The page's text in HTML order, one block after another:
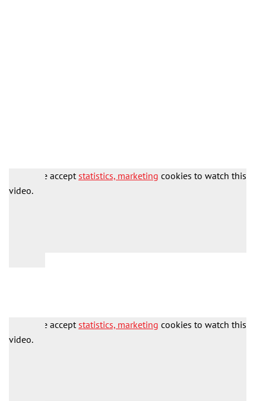
Please acceptstatistics, marketing cookies to watch this
video.
Please acceptstatistics, marketing cookies to watch this
video.